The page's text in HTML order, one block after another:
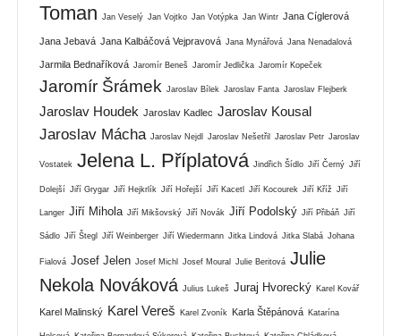
Toman
Jan Veselý Jan Vojtko Jan Votýpka Jan Wintr Jana Cíglerová
Jana Jebavá Jana Kalbáčová Vejpravová Jana Mynářová Jana Nenadalová
Jarmila Bednaříková Jaromír Beneš Jaromír Jedlička Jaromír Kopeček
Jaromír Šrámek Jaroslav Bílek Jaroslav Fanta Jaroslav Flejberk
Jaroslav Houdek Jaroslav Kadlec Jaroslav Kousal
Jaroslav Mácha Jaroslav Nejdl Jaroslav Nešetřil Jaroslav Petr Jaroslav
Vostatek Jelena L. Příplatová Jindřich Šídlo Jiří Černý Jiří
Dolejší Jiří Grygar Jiří Hejkrlík Jiří Hořejší Jiří Kacetl Jiří Kocourek Jiří Kříž Jiří
Langer Jiří Mihola Jiří Mikšovský Jiří Novák Jiří Podolský Jiří Přibáň Jiří
Sádlo Jiří Štegl Jiří Weinberger Jiří Wiedermann Jitka Lindová Jitka Slabá Johana
Fialová Josef Jelen Josef Michl Josef Moural Julie Beritová Julie
Nekola Nováková Julius Lukeš Juraj Hvorecký Karel Kovář
Karel Malinský Karel Vereš Karel Zvoník Karla Štěpánová Katarína